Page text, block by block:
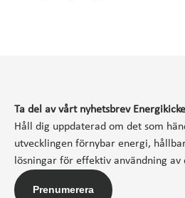
Ta del av vårt nyhetsbrev
Håll dig uppdaterad om det som
utvecklingen förnybar energi,
lösningar för effektiv användning
Prenumerera